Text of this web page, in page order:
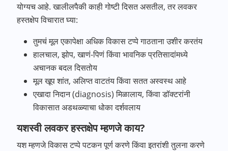
योग्यच आहे. खालीलपैकी काही गोष्टी दिसत असतील, तर लवकर
हस्तक्षेप विचारात घ्या:
तुमचं मूल एकापेक्षा अधिक विकास टप्पे गाठताना उशीर करतंय
हालचाल, झोप, खाणं-पिणं किंवा भावनिक प्रतिसादांमध्ये
अचानक बदल दिसतोय
मूल खूप शांत, अलिप्त वाटतंय किंवा सतत अस्वस्थ आहे
एखादा निदान (diagnosis) मिळालाय, किंवा डॉक्टरांनी
विकासात अडथळ्याचा धोका दर्शवलाय
यशस्वी लवकर हस्तक्षेप म्हणजे काय?
यश म्हणजे विकास टप्पे पटकन पूर्ण करणे किंवा इतरांशी तुलना करणे